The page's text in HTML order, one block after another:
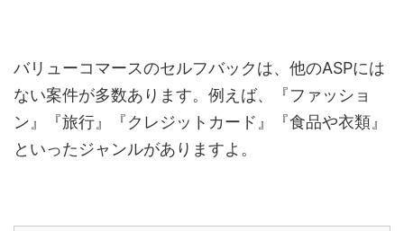
バリューコマースのセルフバックは、他のASPには
ない案件が多数あります。例えば、『ファッショ
ン』『旅行』『クレジットカード』『食品や衣類』
といったジャンルがありますよ。